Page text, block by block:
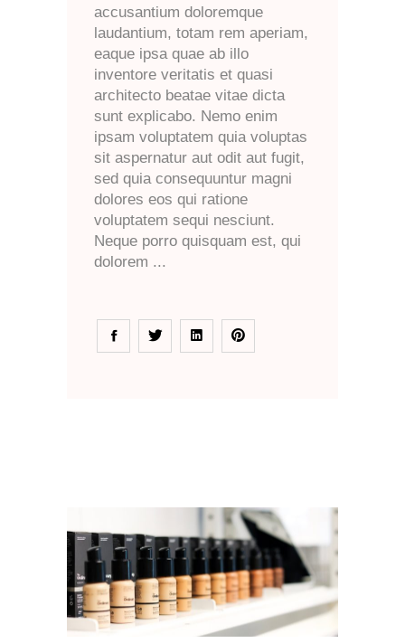
accusantium doloremque
laudantium, totam rem aperiam,
eaque ipsa quae ab illo
inventore veritatis et quasi
architecto beatae vitae dicta
sunt explicabo. Nemo enim
ipsam voluptatem quia voluptas
sit aspernatur aut odit aut fugit,
sed quia consequuntur magni
dolores eos qui ratione
voluptatem sequi nesciunt.
Neque porro quisquam est, qui
dolorem